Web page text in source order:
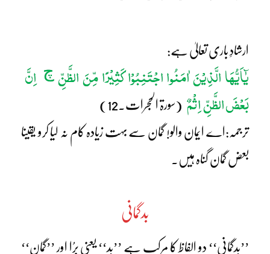
ارشادِ باری تعالیٰ ہے:
یٰٓاَیُّہَا الَّذِیْنَ اٰمَنُوا اجْتَنِبُوْا کَثِیْرًا مِّنَ الظَّنِّ چ اِنَّ
بَعْضَ الظَّنِّ اِثْمٌ (سورۃ الحجرات۔12)
ترجمہ:اے ایمان والو! گمان سے بہت زیادہ کام نہ لیا کرو یقینا
بعض گمان گناہ ہیں۔
بدگمانی
’’بدگمانی‘‘ دو الفاظ کا مرکب ہے ’’بد‘‘ یعنی برُا اور ’’گمان‘‘